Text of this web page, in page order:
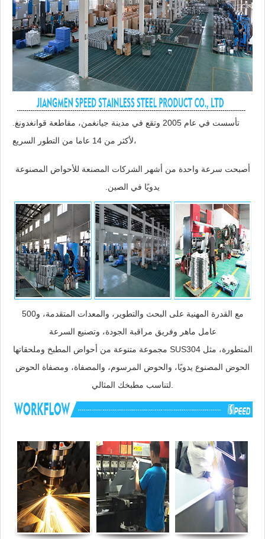
تأسست في عام 2005 وتقع في مدينة جيانغمن، مقاطعة قوانغدونغ.
لأكثر من 14 عاما من التطور السريع،
أصبحت سرعة واحدة من أشهر الشركات المصنعة للأحواض المصنوعة
يدويًا في الصين.
مع القدرة المهنية على البحث والتطوير، والمعدات المتقدمة، و500
عامل ماهر وفريق مراقبة الجودة، وتصنيع السرعة
مجموعة متنوعة من أحواض المطبخ وملحقاتها SUS304 المتطورة، مثل
الحوض المصنوع يدويًا، والحوض المرسوم، والمصفاة، ومصفاة الحوض